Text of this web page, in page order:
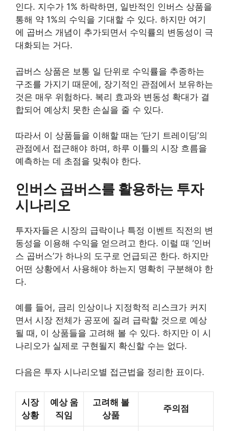
인다. 지수가 1% 하락하면, 일반적인 인버스 상품을
통해 약 1%의 수익을 기대할 수 있다. 하지만 여기
에 곱버스 개념이 추가되면서 수익률의 변동성이 극
대화되는 거다.
곱버스 상품은 보통 일 단위로 수익률을 추종하는
구조를 가지기 때문에, 장기적인 관점에서 보유하는
것은 매우 위험하다. 복리 효과와 변동성 확대가 결
합되어 예상치 못한 손실을 줄 수 있다.
따라서 이 상품들을 이해할 때는 ‘단기 트레이딩’의
관점에서 접근해야 하며, 하루 이틀의 시장 흐름을
예측하는 데 초점을 맞춰야 한다.
인버스 곱버스를 활용하는 투자
시나리오
투자자들은 시장의 급락이나 특정 이벤트 직전의 변
동성을 이용해 수익을 얻으려고 한다. 이럴 때 ‘인버
스 곱버스’가 하나의 도구로 언급되곤 한다. 하지만
어떤 상황에서 사용해야 하는지 명확히 구분해야 한
다.
예를 들어, 금리 인상이나 지정학적 리스크가 커지
면서 시장 전체가 공포에 질려 급락할 것으로 예상
될 때, 이 상품들을 고려해 볼 수 있다. 하지만 이 시
나리오가 실제로 구현될지 확신할 수는 없다.
다음은 투자 시나리오별 접근법을 정리한 표이다.
시장
상황
예상 움
직임
고려해 볼
상품
주의점